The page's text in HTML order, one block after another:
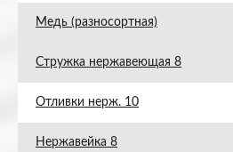
Медь (разносортная)
Стружка нержавеющая 8
Отливки нерж. 10
Нержавейка 8